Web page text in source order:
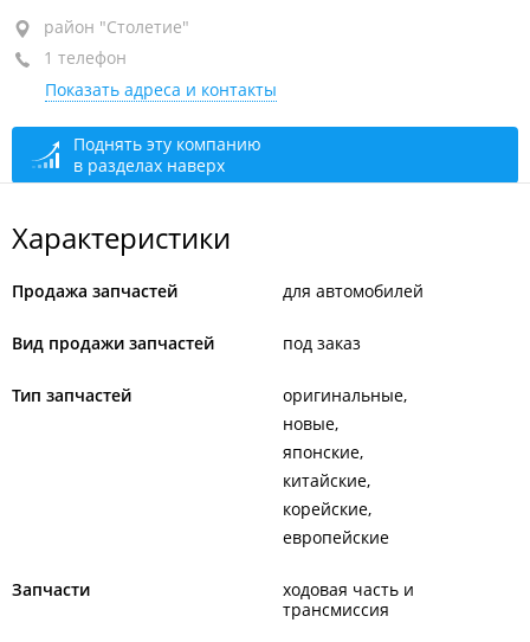
район "Столетие", ул. Камская, 1Б стр. 5
+7 924 002-03-03
закрыто, откроется в 10:00
район "Столетие"
1 телефон
Показать адреса и контакты
Поднять эту компанию
в разделах наверх
Характеристики
Продажа запчастей для автомобилей
Вид продажи запчастей под заказ
Тип запчастей
оригинальные
новые
японские
китайские
корейские
европейские
Запчасти
ходовая часть и
трансмиссия